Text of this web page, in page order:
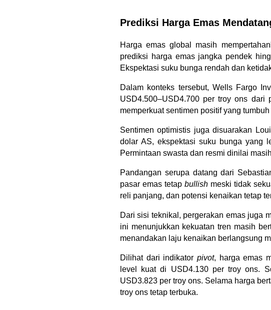
Prediksi Harga Emas
Harga emas global masih
prediksi harga emas jangka pendek
Ekspektasi suku bunga rendah dan
Dalam konteks tersebut, Wells Fargo
USD4.500–USD4.700 per troy ons dari
memperkuat sentimen positif yang
Sentimen optimistis juga disuarakan
dolar AS, ekspektasi suku bunga yang
Permintaan swasta dan resmi dinilai
Pandangan serupa datang dari
pasar emas tetap bullish meski tidak
reli panjang, dan potensi kenaikan tetap
Dari sisi teknikal, pergerakan emas juga
ini menunjukkan kekuatan tren masih
menandakan laju kenaikan berlangsung
Dilihat dari indikator pivot, harga emas
level kuat di USD4.130 per troy ons.
USD3.823 per troy ons. Selama harga
troy ons tetap terbuka.